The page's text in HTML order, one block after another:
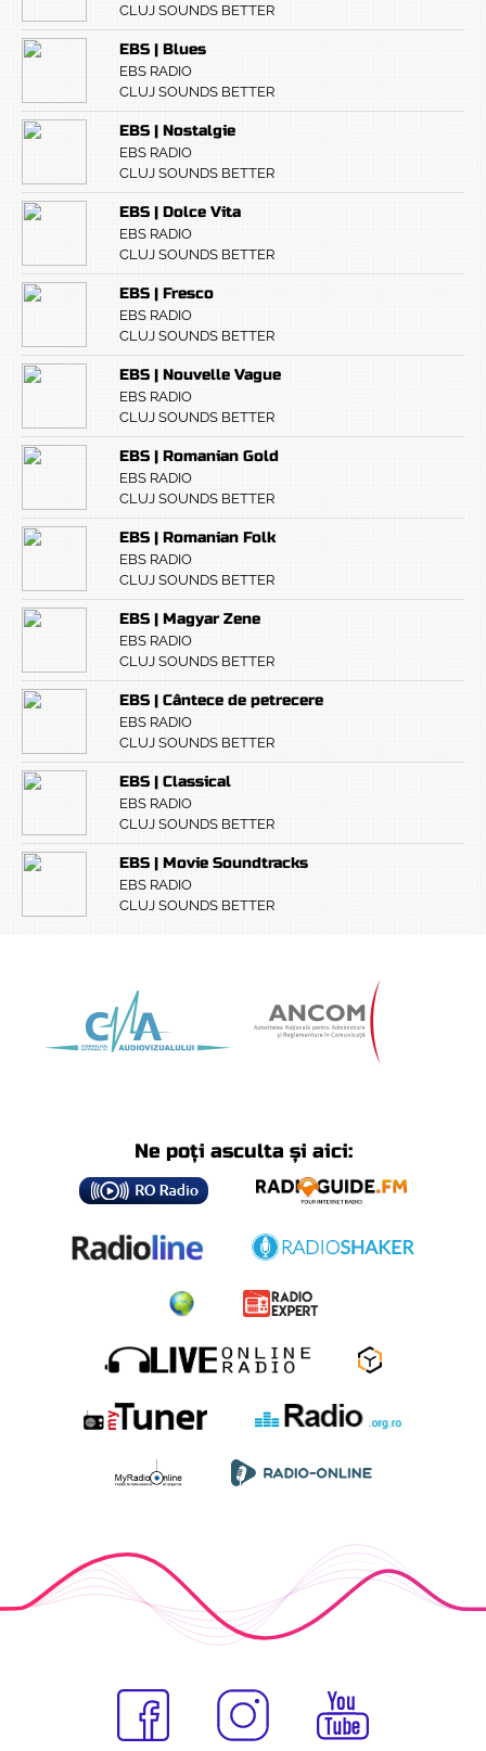
CLUJ SOUNDS BETTER
EBS | Blues
EBS RADIO
CLUJ SOUNDS BETTER
EBS | Nostalgie
EBS RADIO
CLUJ SOUNDS BETTER
EBS | Dolce Vita
EBS RADIO
CLUJ SOUNDS BETTER
EBS | Fresco
EBS RADIO
CLUJ SOUNDS BETTER
EBS | Nouvelle Vague
EBS RADIO
CLUJ SOUNDS BETTER
EBS | Romanian Gold
EBS RADIO
CLUJ SOUNDS BETTER
EBS | Romanian Folk
EBS RADIO
CLUJ SOUNDS BETTER
EBS | Magyar Zene
EBS RADIO
CLUJ SOUNDS BETTER
EBS | Cântece de petrecere
EBS RADIO
CLUJ SOUNDS BETTER
EBS | Classical
EBS RADIO
CLUJ SOUNDS BETTER
EBS | Movie Soundtracks
EBS RADIO
CLUJ SOUNDS BETTER
Ne poți asculta și aici: